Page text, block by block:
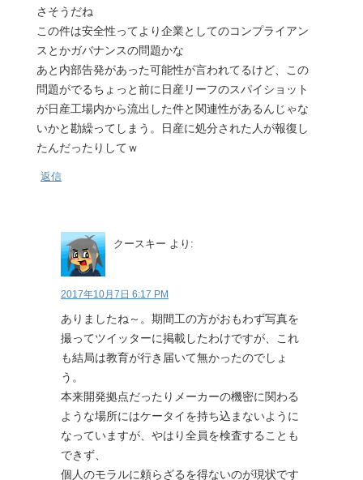
さそうだね
この件は安全性ってより企業としてのコンプライアン
スとかガバナンスの問題かな
あと内部告発があった可能性が言われてるけど、この
問題がでるちょっと前に日産リーフのスパイショット
が日産工場内から流出した件と関連性があるんじゃな
いかと勘繰ってしまう。日産に処分された人が報復し
たんだったりしてｗ
返信
クースキー より:
2017年10月7日 6:17 PM
ありましたね～。期間工の方がおもわず写真を
撮ってツイッターに掲載したわけですが、これ
も結局は教育が行き届いて無かったのでしょ
う。
本来開発拠点だったりメーカーの機密に関わる
ような場所にはケータイを持ち込まないように
なっていますが、やはり全員を検査することも
できず、
個人のモラルに頼らざるを得ないのが現状です